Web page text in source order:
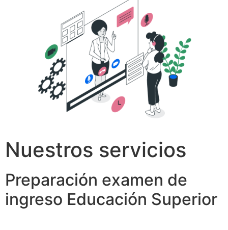
Nuestros servicios
Preparación examen de
ingreso Educación Superior